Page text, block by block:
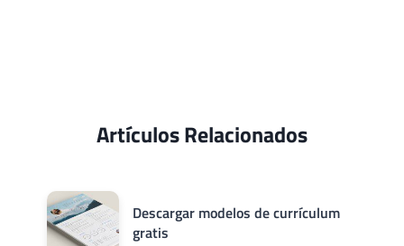
Artículos Relacionados
Descargar modelos de currículum
gratis